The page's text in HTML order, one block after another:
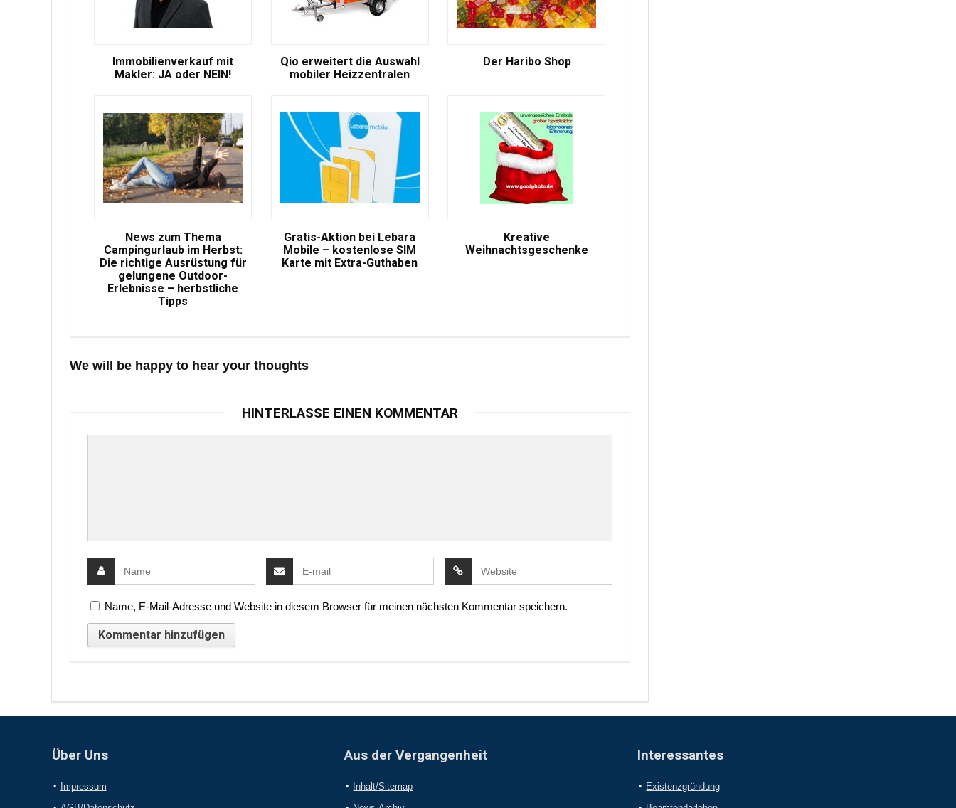
Immobilienverkauf mit
Makler: JA oder NEIN!
Qio erweitert die Auswahl
mobiler Heizzentralen
Der Haribo Shop
News zum Thema
Campingurlaub im Herbst:
Die richtige Ausrüstung für
gelungene Outdoor-
Erlebnisse – herbstliche
Tipps
Gratis-Aktion bei Lebara
Mobile – kostenlose SIM
Karte mit Extra-Guthaben
Kreative
Weihnachtsgeschenke
We will be happy to hear your thoughts
HINTERLASSE EINEN KOMMENTAR
Name, E-Mail-Adresse und Website in diesem Browser für meinen nächsten Kommentar speichern.
Über Uns
Impressum
Aus der Vergangenheit
Inhalt/Sitemap
Interessantes
Existenzgründung